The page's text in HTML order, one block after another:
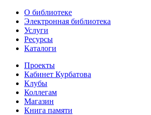
О библиотеке
Электронная библиотека
Услуги
Ресурсы
Каталоги
Проекты
Кабинет Курбатова
Клубы
Коллегам
Магазин
Книга памяти